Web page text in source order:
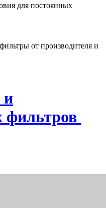
для постоянных
от производителя и
и